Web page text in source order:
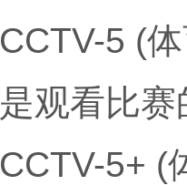
CCTV-5 (
是观看比
CCTV-5+ (